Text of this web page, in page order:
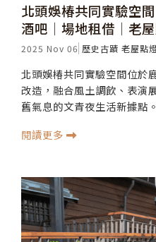
北頭娛椿共同實驗空
酒吧│場地租借│老
2025 Nov 06 歷史古蹟 老屋點
北頭娛椿共同實驗空間位於
改造，融合風土調飲、表演
舊氣息的文青夜生活新據點。
閱讀更多